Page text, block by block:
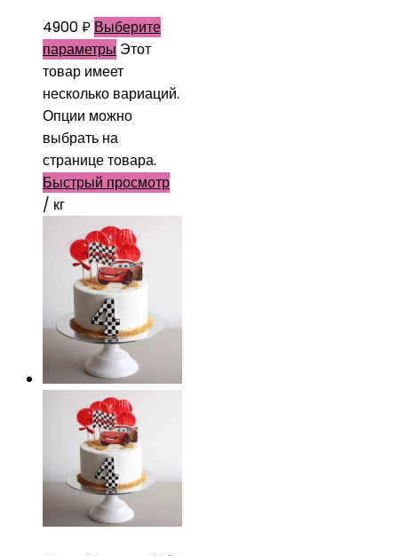
4900₽ Выберите
параметры Этот
товар имеет
несколько вариаций.
Опции можно
выбрать на
странице товара.
Быстрый просмотр
/ кг